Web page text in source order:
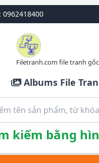
0962418400
Filetranh.com file tranh gốc
Albums File
kiếm bằng